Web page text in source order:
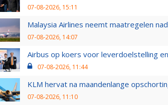
07-08-2026, 15:11
Malaysia Airlines neemt maatregelen
07-08-2026, 14:07
Airbus op koers voor leverdoelstelling
07-08-2026, 11:44
KLM hervat na maandenlange
07-08-2026, 11:10